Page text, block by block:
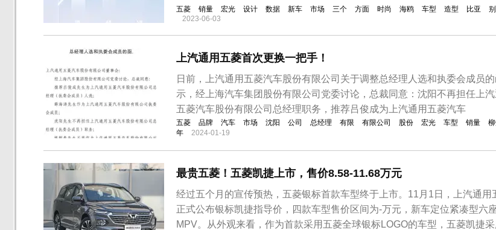
五菱 销量 宏光 设计 数据 新车 市场 三个 方面 时尚 海鸥 车型 造型 比亚
2023-06-03
上汽通用五菱首次更换一把手！
日前，上汽通用五菱汽车股份有限公司关于调整总经理人选和执委会成员的
示，经上海汽车集团股份有限公司党委讨论，总裁同意：沈阳不再担任上汽
五菱汽车股份有限公司总经理职务，推荐吕俊成为上汽通用五菱汽车
五菱 品牌 汽车 市场 沈阳 公司 总经理 有限 有限公司 股份 宏光 车型 销量
年
2024-01-19
最贵五菱！五菱凯捷上市，售价8.58-11.68万元
经过五个月的宣传预热，五菱银标首款车型终于上市。11月1日，上汽通用
正式公布银标凯捷指导价，四款车型售价区间为-万元，新车定位紧凑型六
MPV。从外观来看，作为首款采用五菱全球银标LOGO的车型，五菱凯捷采